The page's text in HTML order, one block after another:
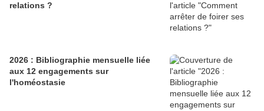
relations ?
2026 : Bibliographie mensuelle liée
aux 12 engagements sur
l'homéostasie